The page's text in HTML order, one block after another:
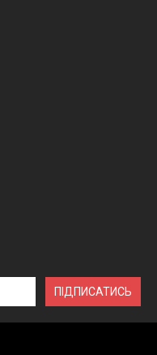
ПІДПИСАТИСЬ